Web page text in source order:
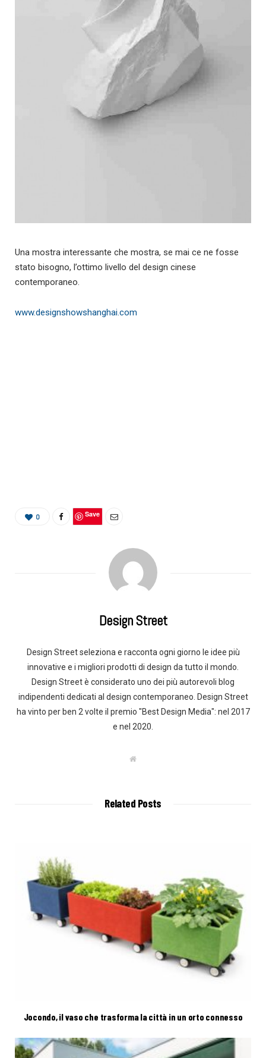
Una mostra interessante che mostra, se mai ce ne fosse
stato bisogno, l’ottimo livello del design cinese
contemporaneo.
www.designshowshanghai.com
0 Save
Design Street
Design Street seleziona e racconta ogni giorno le idee più
innovative e i migliori prodotti di design da tutto il mondo.
Design Street è considerato uno dei più autorevoli blog
indipendenti dedicati al design contemporaneo. Design Street
ha vinto per ben 2 volte il premio "Best Design Media": nel 2017
e nel 2020.
W
Related Posts
Jocondo, il vaso che trasforma la città in un orto connesso